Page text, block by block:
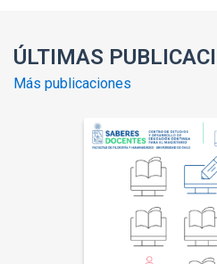
ÚLTIMAS
Más publicaciones